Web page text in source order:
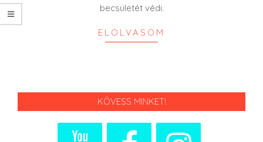
becsületét védi.
ELOLVASOM
KÖVESS MINKET!